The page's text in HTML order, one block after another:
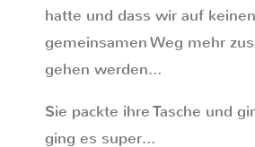
hatte und dass wir auf keinen
gemeinsamen Weg mehr
gehen werden…
Sie packte ihre Tasche und
ging es super…